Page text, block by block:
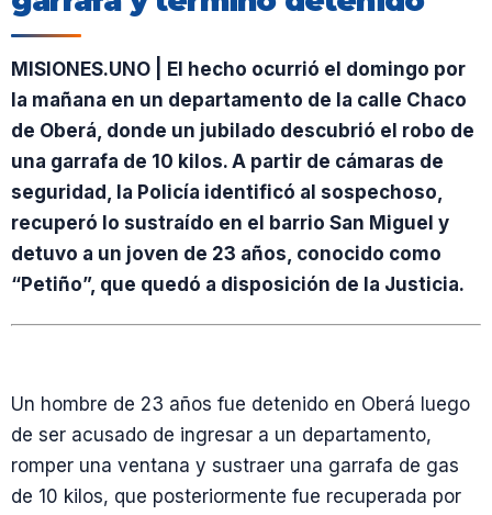
MISIONES.UNO | El hecho ocurrió el domingo por
la mañana en un departamento de la calle Chaco
de Oberá, donde un jubilado descubrió el robo de
una garrafa de 10 kilos. A partir de cámaras de
seguridad, la Policía identificó al sospechoso,
recuperó lo sustraído en el barrio San Miguel y
detuvo a un joven de 23 años, conocido como
“Petiño”, que quedó a disposición de la Justicia.
Un hombre de 23 años fue detenido en Oberá luego
de ser acusado de ingresar a un departamento,
romper una ventana y sustraer una garrafa de gas
de 10 kilos, que posteriormente fue recuperada por